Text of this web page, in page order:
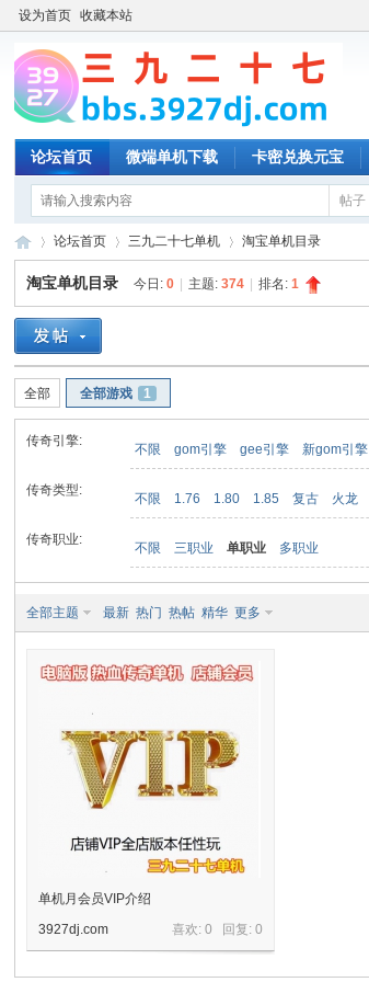
设为首页 收藏本站
论坛首页 微端单机下载 卡密兑换元宝
帖子
»
论坛首页 三九二十七单机 淘宝单机目录
淘宝单机目录 今日:0 主题:374 排名:1
全部 全部游戏 1
传奇引擎:
不限 gom引擎 gee引擎 新gom引擎
传奇类型:
不限 1.76 1.80 1.85 复古 火龙
传奇职业:
不限 三职业 单职业 多职业
全部主题 最新 热门 热帖 精华 更多
单机月会员VIP介绍
喜欢: 0 回复:0
3927dj.com